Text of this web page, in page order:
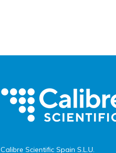
Calibre Scientific Spain S.L.U.